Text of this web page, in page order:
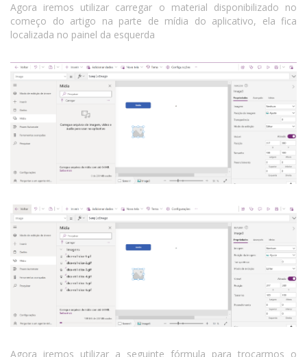
Agora iremos utilizar carregar o material disponibilizado no
começo do artigo na parte de mídia do aplicativo, ela fica
localizada no painel da esquerda
Agora iremos utilizar a seguinte fórmula para trocarmos o